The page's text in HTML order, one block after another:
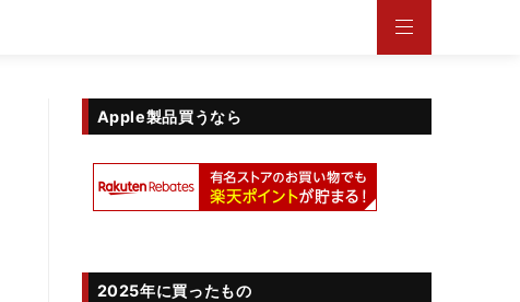
Apple製品買うなら
2025年に買ったもの